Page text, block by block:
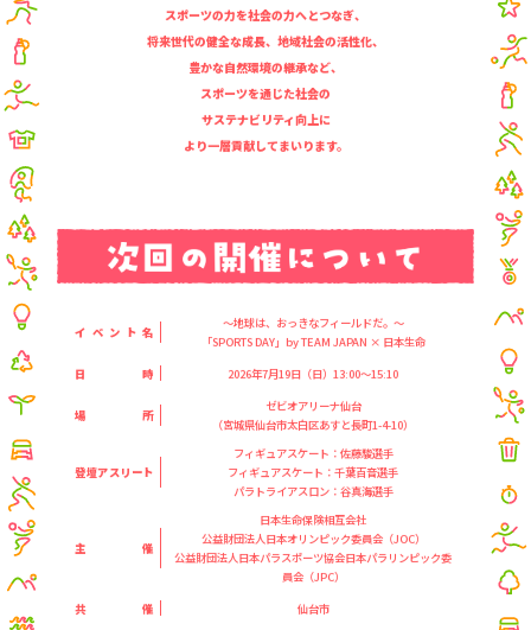
スポーツの力を社会の力へとつなぎ、
将来世代の健全な成長、地域社会の活性化、
豊かな自然環境の継承など、
スポーツを通じた社会の
サステナビリティ向上に
より一層貢献してまいります。
イベント名
～地球は、おっきなフィールドだ。～
「SPORTS DAY」by TEAM JAPAN × 日本生命
日時
2026年7月19日（日）13:00～15:10
場所
ゼビオアリーナ仙台
（宮城県仙台市太白区あすと長町1-4-10）
登壇アスリート
フィギュアスケート：佐藤駿選手
フィギュアスケート：千葉百音選手
パラトライアスロン：谷真海選手
主催
日本生命保険相互会社
公益財団法人日本オリンピック委員会（JOC）
公益財団法人日本パラスポーツ協会日本パラリンピック委
員会（JPC）
共催
仙台市